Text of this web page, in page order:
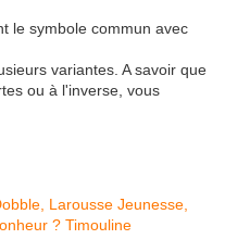
le symbole commun avec
variantes. A savoir que
ou à l'inverse, vous